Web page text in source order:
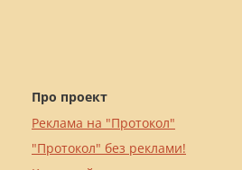
Про проект
Реклама на "Протокол"
"Протокол" без реклами!